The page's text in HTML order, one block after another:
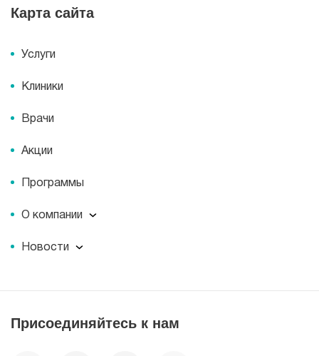
Карта сайта
Услуги
Клиники
Врачи
Акции
Программы
О компании
О компании
Пациентам
Миссия
Новости
Пресс-центр
Присоединяйтесь к нам